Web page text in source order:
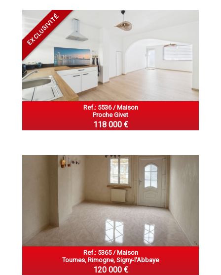
EXCLUSIVITÉ
Ref.: 5536 / Maison
Proche Givet
118 000 €
Ref.: 5365 / Maison
Tournes, Rimogne, Signy-l'Abbaye
120 000 €